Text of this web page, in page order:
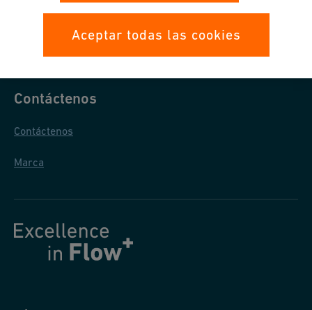
Protección de Datos
Condiciones Generales de Venta
Contáctenos
Contáctenos
Marca
Aceptar todas las cookies